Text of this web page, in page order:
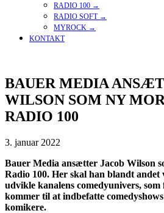
RADIO 100 →
RADIO SOFT →
MYROCK →
KONTAKT
BAUER MEDIA
WILSON SOM NY
RADIO 100
3. januar 2022
Bauer Media ansætter Jacob Wilson
Radio 100. Her skal han blandt
udvikle kanalens comedyunivers, som
kommer til at indbefatte
komikere.